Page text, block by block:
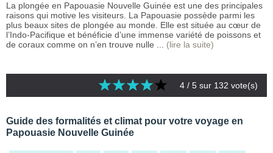
La plongée en Papouasie Nouvelle Guinée est une des principales
raisons qui motive les visiteurs. La Papouasie possède parmi les
plus beaux sites de plongée au monde. Elle est située au cœur de
l’Indo-Pacifique et bénéficie d’une immense variété de poissons et
de coraux comme on n’en trouve nulle ... (lire la suite)
4 / 5 sur 132 vote(s)
Guide des formalités et climat pour votre voyage en
Papouasie Nouvelle Guinée